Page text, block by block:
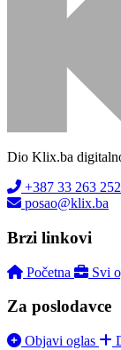
Dio Klix.ba
+387 33 263 252
posao@klix.ba
Brzi linkovi
Početna Svi
Za poslodavce
Objavi oglas